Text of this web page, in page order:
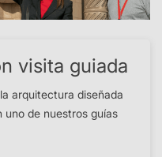
visita guiada
arquitectura diseñada
uno de nuestros guías